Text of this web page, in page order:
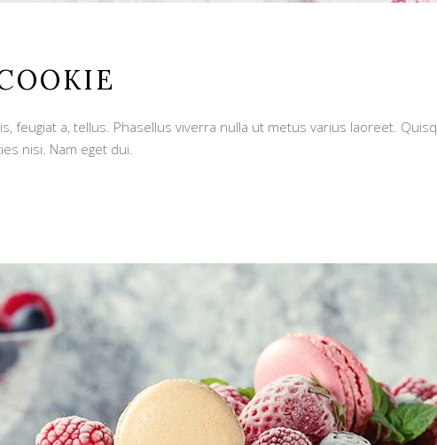
feugiat a, tellus. Phasellus viverra nulla ut metus varius laoreet.
nisi. Nam eget dui.